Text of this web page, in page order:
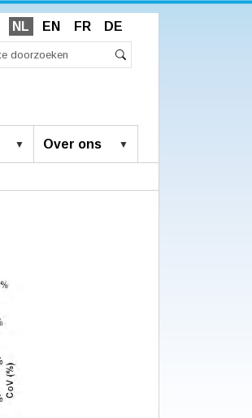
NL EN FR DE
Over ons